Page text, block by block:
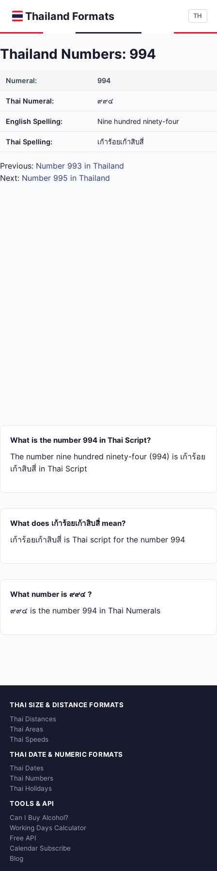
Thailand Formats TH
Thailand Numbers: 994
Numeral: 994
Thai Numeral: ๙๙๔
English Spelling: Nine hundred ninety-four
Thai Spelling: เก้า​ร้อย​เก้า​สิบ​สี่
Previous: Number 993 in Thailand
Next: Number 995 in Thailand
What is the number 994 in Thai Script?
The number nine hundred ninety-four (994) is เก้า​ร้อย​
เก้า​สิบ​สี่ in Thai Script
What does เก้า​ร้อย​เก้า​สิบ​สี่ mean?
เก้า​ร้อย​เก้า​สิบ​สี่ is Thai script for the number 994
What number is ๙๙๔ ?
๙๙๔ is the number 994 in Thai Numerals
THAI SIZE & DISTANCE FORMATS
Thai Distances
Thai Areas
Thai Speeds
THAI DATE & NUMERIC FORMATS
Thai Dates
Thai Numbers
Thai Holidays
TOOLS & API
Can I Buy Alcohol?
Working Days Calculator
Free API
Calendar Subscribe
Blog